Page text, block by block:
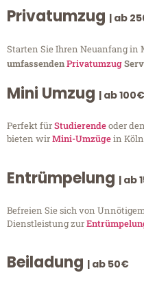
Privatumzug | ab
Starten Sie Ihren Neuanfang
umfassendenPrivatumzug
Mini Umzug | ab 100€
Perfekt fürStudierendeoder
bieten wirMini-Umzügein Köln
Entrümpelung | ab
Befreien Sie sich von
Dienstleistung zur
Beiladung | ab 50€